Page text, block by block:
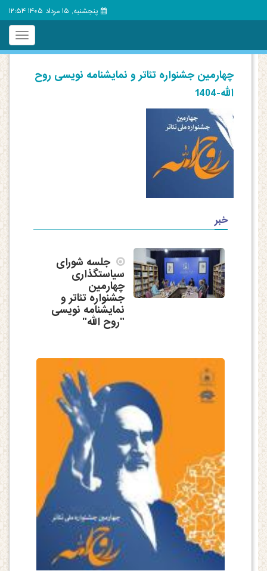
پنجشنبه, 15 مرداد 1405 12:54
Toggle
چهارمین جشنواره تئاتر و نمایشنامه نویسی روح
الله-1404
خبر
جلسه شورای
سیاستگذاری
چهارمین
جشنواره تئاتر و
نمایشنامه نویسی
"روح الله"